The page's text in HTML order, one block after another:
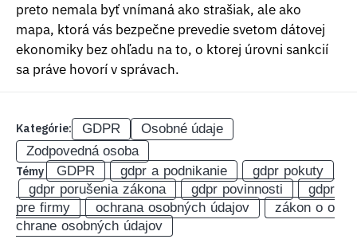
preto nemala byť vnímaná ako strašiak, ale ako
mapa, ktorá vás bezpečne prevedie svetom dátovej
ekonomiky bez ohľadu na to, o ktorej úrovni sankcií
sa práve hovorí v správach.
Kategórie: GDPR
Osobné údaje
Zodpovedná osoba
Témy GDPR gdpr a podnikanie
gdpr pokuty
gdpr porušenia zákona
gdpr povinnosti
gdpr
pre firmy
ochrana osobných údajov
zákon o o
chrane osobných údajov